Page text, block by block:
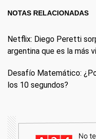
NOTAS RELACIONADAS
Netflix: Diego Peretti
argentina que es la más
Desafío Matemático:
los 10 segundos?